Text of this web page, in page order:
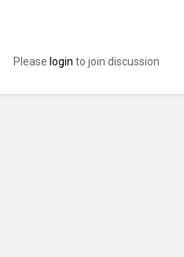
Please login to join discussion